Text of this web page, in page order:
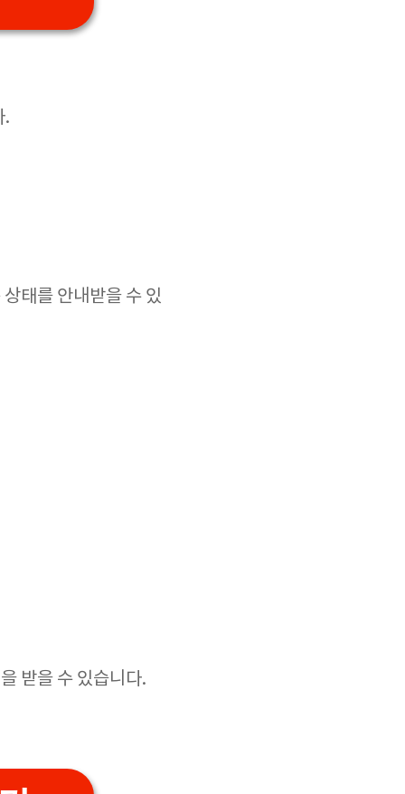
.
태를 안내받을 수 있
받을 수 있습니다.